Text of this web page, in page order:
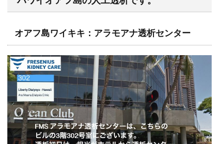
オアフ島ワイキキ：アラモアナ透析センター